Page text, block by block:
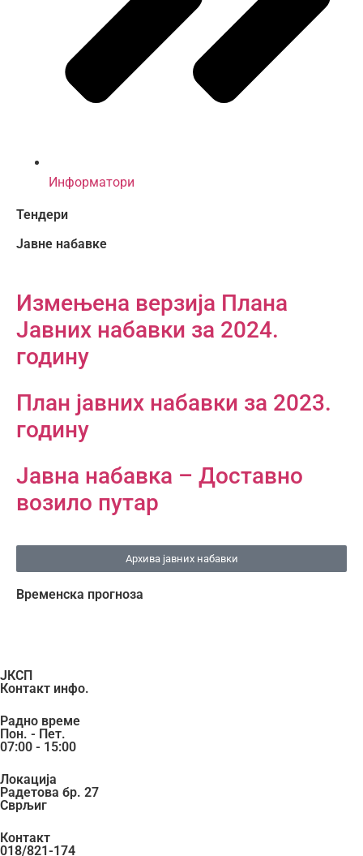
Информатори
Тендери
Јавне набавке
Измењенa верзијa Плана
Јавних набавки за 2024.
годину
План јавних набавки за 2023.
годину
Јавна набавка – Доставно
возило путар
Архива јавних набавки
Временска прогноза
ЈКСП
Контакт инфо.
Радно време
Пон. - Пет.
07:00 - 15:00
Локација
Радетова бр. 27
Сврљиг
Контакт
018/821-174